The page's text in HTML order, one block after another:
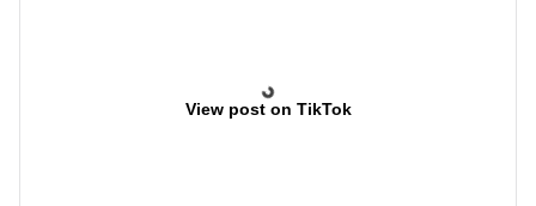
View post on TikTok